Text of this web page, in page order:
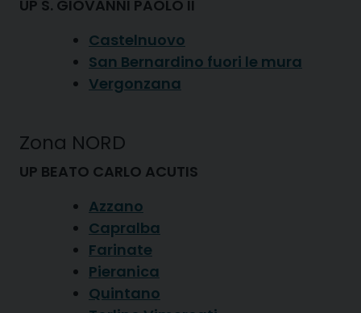
UP S. GIOVANNI PAOLO II
Castelnuovo
San Bernardino fuori le mura
Vergonzana
Zona NORD
UP BEATO CARLO ACUTIS
Azzano
Capralba
Farinate
Pieranica
Quintano